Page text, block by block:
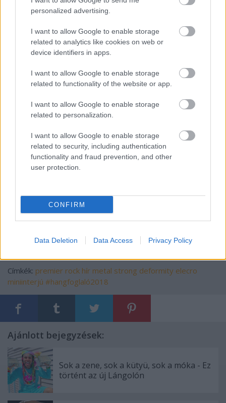
personalized advertising.
I want to allow Google to enable storage
related to analytics like cookies on web or
device identifiers in apps.
I want to allow Google to enable storage
related to functionality of the website or app.
I want to allow Google to enable storage
related to personalization.
I want to allow Google to enable storage
related to security, including authentication
functionality and fraud prevention, and other
user protection.
CONFIRM
Data Deletion Data Access Privacy Policy
További információk a Strong Deformity
Facebook-
oldalán.
A posztot a Hangfoglaló Program keretében az NKA
Címkék: premier rock hír metal strong deformity elecro
miniinterjú #hangfoglaló2018
Ajánlott bejegyzések:
Sok a zene, sok a kütyü, sok a móka - Ez
történt az új Lángolón